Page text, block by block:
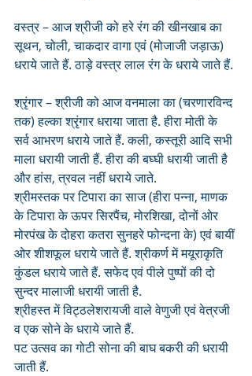
वस्त्र – आज श्रीजी को हरे रंग की खीनखाब का
सूथन, चोली, चाकदार वागा एवं (मोजाजी जड़ाऊ)
धराये जाते हैं. ठाड़े वस्त्र लाल रंग के धराये जाते हैं.
श्रृंगार – श्रीजी को आज वनमाला का (चरणारविन्द
तक) हल्का श्रृंगार धराया जाता है. हीरा मोती के
सर्व आभरण धराये जाते हैं. कली, कस्तूरी आदि सभी
माला धरायी जाती हैं. हीरा की बघ्घी धरायी जाती है
और हांस, त्रवल नहीं धराये जाते.
श्रीमस्तक पर टिपारा का साज (हीरा पन्ना, माणक
के टिपारा के ऊपर सिरपैंच, मोरशिखा, दोनों ओर
मोरपंख के दोहरा कतरा सुनहरे फोन्दना के) एवं बायीं
ओर शीशफूल धराये जाते हैं. श्रीकर्ण में मयूराकृति
कुंडल धराये जाते हैं. सफेद एवं पीले पुष्पों की दो
सुन्दर मालाजी धरायी जाती है.
श्रीहस्त में विट्ठलेशरायजी वाले वेणुजी एवं वेत्रजी
व एक सोने के धराये जाते हैं.
पट उत्सव का गोटी सोना की बाघ बकरी की धरायी
जाती हैं.